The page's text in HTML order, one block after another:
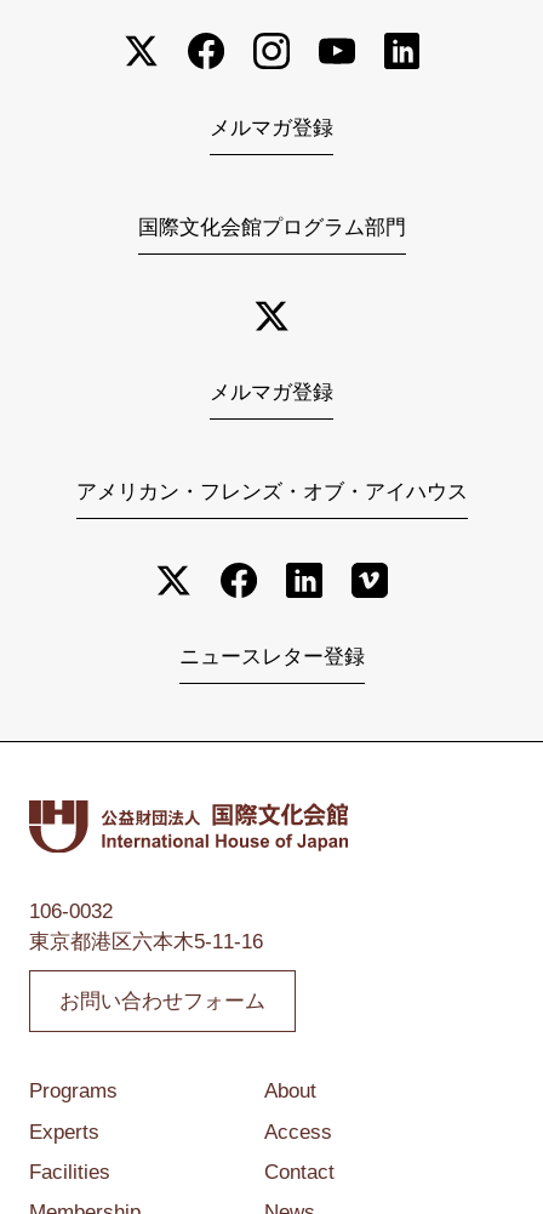
メルマガ登録
国際文化会館プログラム部門
メルマガ登録
アメリカン・フレンズ・オブ・アイハウス
ニュースレター登録
106-0032
東京都港区六本木5-11-16
お問い合わせフォーム
Programs
Experts
Facilities
About
Access
Contact